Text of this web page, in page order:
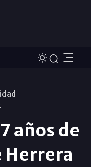
años de
Herrera